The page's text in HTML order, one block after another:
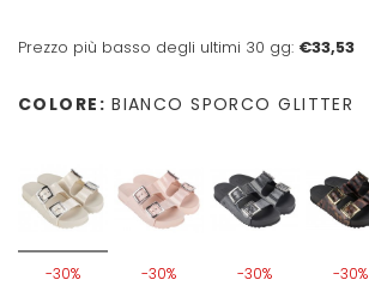
Prezzo più basso degli ultimi 30 gg: €33,53
COLORE: BIANCO SPORCO GLITTER
-30% -30% -30% -30%